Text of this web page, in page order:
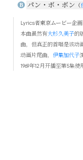
B パン・ボ・ボン （
Lyrics者東京ムービー企
本曲虽然有大杉久美子的
曲，但真正的首唱是该动
动画片尾曲，伊集加代子
1969年12月开播至第5集使